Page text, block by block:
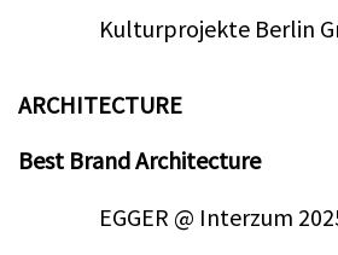
Kulturprojekte Berlin
ARCHITECTURE
Best Brand Architecture
EGGER @ Interzum